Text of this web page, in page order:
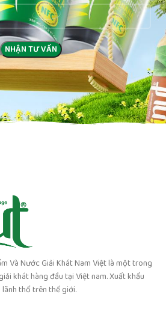
Và Nước Giải Khát Nam Việt là một trong
khát hàng đầu tại Việt nam. Xuất khẩu
thổ trên thế giới.